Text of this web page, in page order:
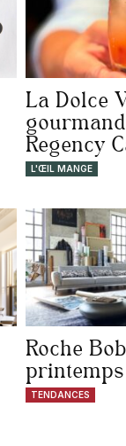
La Dolce
Regency
L'ŒIL MANGE
Roche
TENDANCES